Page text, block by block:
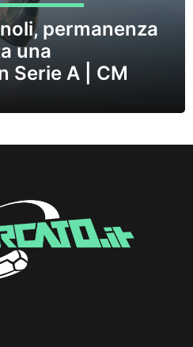
permanenza
una
Serie A | CM